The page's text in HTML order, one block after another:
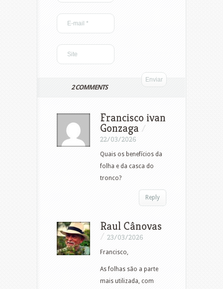
2 COMMENTS
Francisco ivan
Gonzaga /
22/03/2026
Quais os benefícios da
folha e da casca do
tronco?
Reply
Raul Cânovas
/ 23/03/2026
Francisco,
As folhas são a parte
mais utilizada, com